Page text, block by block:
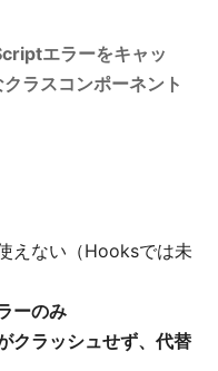
エラーをキャッ
ラスコンポーネント
えない（Hooksでは未
ーのみ
クラッシュせず、代替